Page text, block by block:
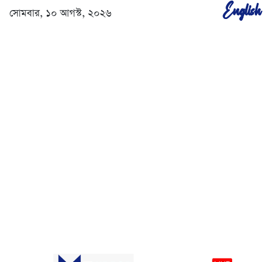
সোমবার, ১০ আগস্ট, ২০২৬ English